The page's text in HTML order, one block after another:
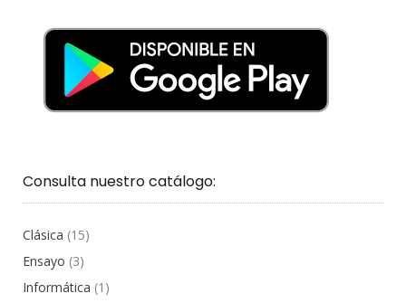
Consulta nuestro catálogo:
Clásica (15)
Ensayo (3)
Informática (1)